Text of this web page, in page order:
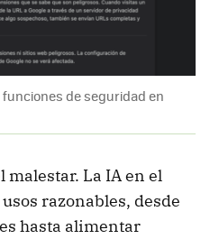
de seguridad en
malestar. La IA en el
razonables, desde
hasta alimentar